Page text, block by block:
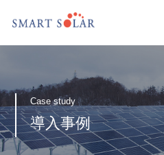
Case study
導入事例